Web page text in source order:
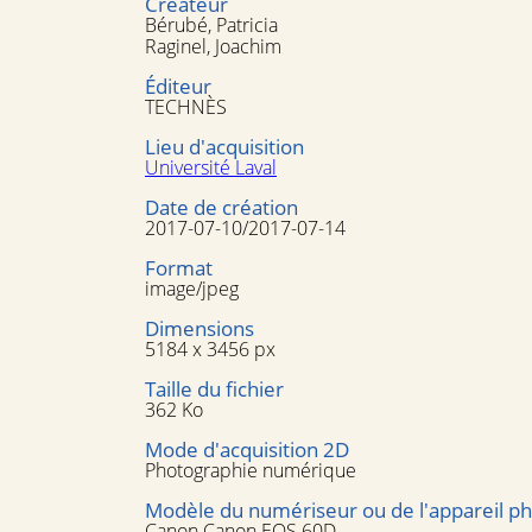
Bérubé, Patricia
Raginel, Joachim
Éditeur
TECHNÈS
Lieu d'acquisition
Université Laval
Date de création
2017-07-10/2017-07-14
Format
image/jpeg
Dimensions
5184 x 3456 px
Taille du fichier
362 Ko
Mode d'acquisition 2D
Photographie numérique
Modèle du numériseur ou de l'appareil